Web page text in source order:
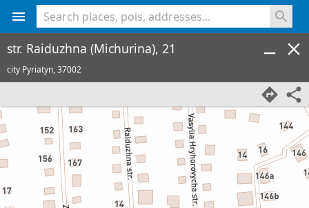
str. Raiduzhna (Michurina), 21
city Pyriatyn,37002
<% console.log(hcard) %>